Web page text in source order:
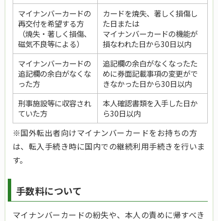
マイナンバーカードの
再交付を希望する方
（焼失・著しく損傷、
磁気不良等による）
カードを焼失、著しく損傷し
た日または
マイナンバーカードの機能が
損なわれた日から30日以内
マイナンバーカードの
追記欄の余白がなくな
った方
追記欄の余白がなくなったた
めに券面記載事項の変更がで
きなかった日から30日以内
刑事施設等に収容され
ていた方
本人確認書類を入手した日か
ら30日以内
※国外転出者向けマイナンバーカードをお持ちの方
は、転入手続き時に国内での継続利用手続きを行いま
す。
手数料について
マイナンバーカードの紛失や、本人の責めに帰すべき